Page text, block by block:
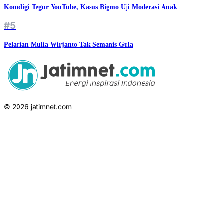
Komdigi Tegur YouTube, Kasus Bigmo Uji Moderasi Anak
#5
Pelarian Mulia Wirjanto Tak Semanis Gula
© 2026 jatimnet.com